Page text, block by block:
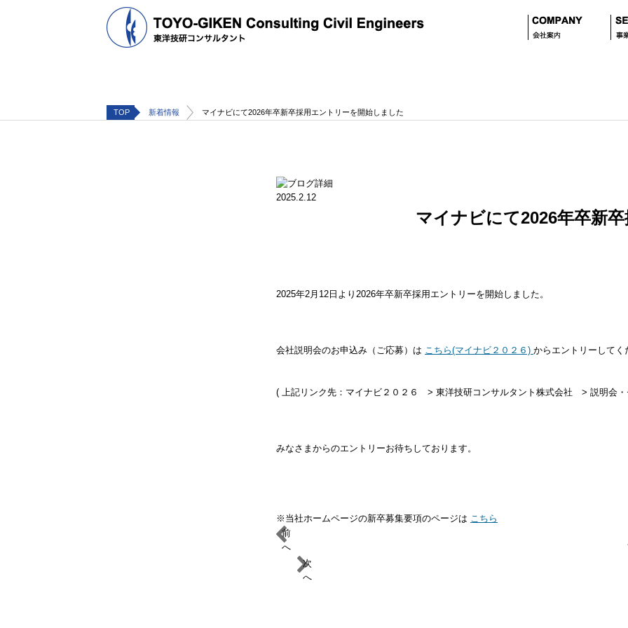
TOP 新着情報 マイナビにて2026年卒新卒採用エントリーを開始しました
2025.2.12
マイナビにて2026年卒新
2025年2月12日より2026年卒新卒採用エントリーを開始しました。
会社説明会のお申込み（ご応募）は こちら(マイナビ２０２６) からエントリーしてく
( 上記リンク先：マイナビ２０２６ > 東洋技研コンサルタント株式会社 > 説明会・
みなさまからのエントリーお待ちしております。
※当社ホームページの新卒募集要項のページは こちら
前
へ
次
へ